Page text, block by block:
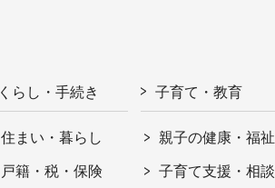
くらし・手続き
住まい・暮らし
戸籍・税・保険
子育て・教育
親子の健康・福祉
子育て支援・相談